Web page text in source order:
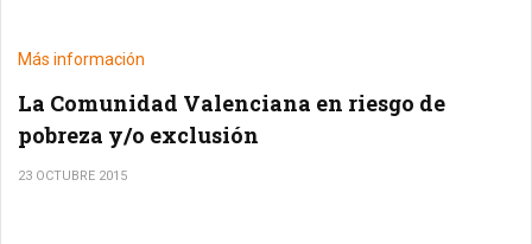
Más información
La Comunidad Valenciana en riesgo de
pobreza y/o exclusión
23 OCTUBRE 2015